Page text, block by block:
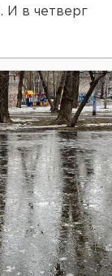
И в четверг